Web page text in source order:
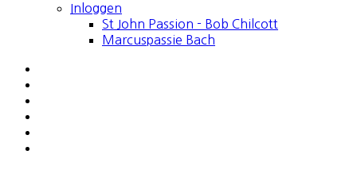
Inloggen
St John Passion - Bob Chilcott
Marcuspassie Bach